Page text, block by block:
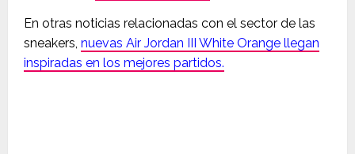
En otras noticias relacionadas con el sector de las
sneakers, nuevas Air Jordan III White Orange llegan
inspiradas en los mejores partidos.